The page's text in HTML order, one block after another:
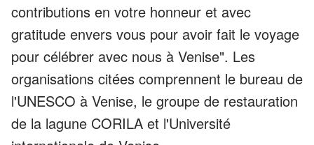
contributions en votre honneur et avec
gratitude envers vous pour avoir fait le voyage
pour célébrer avec nous à Venise". Les
organisations citées comprennent le bureau de
l'UNESCO à Venise, le groupe de restauration
de la lagune CORILA et l'Université